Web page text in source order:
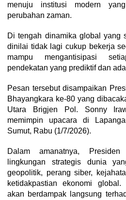
menuju institusi modern
perubahan zaman.
Di tengah dinamika global yang
dinilai tidak lagi cukup bekerja
mampu mengantisipasi
pendekatan yang prediktif dan
Pesan tersebut disampaikan
Bhayangkara ke-80 yang
Utara Brigjen Pol. Sonny
memimpin upacara di
Sumut, Rabu (1/7/2026).
Dalam amanatnya, Presiden
lingkungan strategis dunia
geopolitik, perang siber,
ketidakpastian ekonomi
akan berdampak langsung